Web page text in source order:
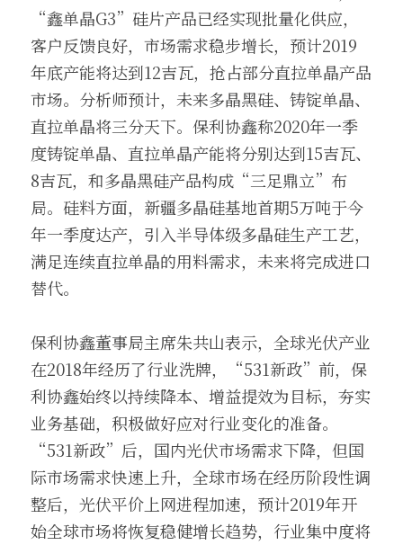
“鑫单晶G3”硅片产品已经实现批量化供应，
客户反馈良好，市场需求稳步增长，预计2019
年底产能将达到12吉瓦，抢占部分直拉单晶产品
市场。分析师预计，未来多晶黑硅、铸锭单晶、
直拉单晶将三分天下。保利协鑫称2020年一季
度铸锭单晶、直拉单晶产能将分别达到15吉瓦、
8吉瓦，和多晶黑硅产品构成“三足鼎立”布
局。硅料方面，新疆多晶硅基地首期5万吨于今
年一季度达产，引入半导体级多晶硅生产工艺，
满足连续直拉单晶的用料需求，未来将完成进口
替代。
保利协鑫董事局主席朱共山表示，全球光伏产业
在2018年经历了行业洗牌，“531新政”前，保
利协鑫始终以持续降本、增益提效为目标，夯实
业务基础，积极做好应对行业变化的准备。
“531新政”后，国内光伏市场需求下降，但国
际市场需求快速上升，全球市场在经历阶段性调
整后，光伏平价上网进程加速，预计2019年开
始全球市场将恢复稳健增长趋势，行业集中度将